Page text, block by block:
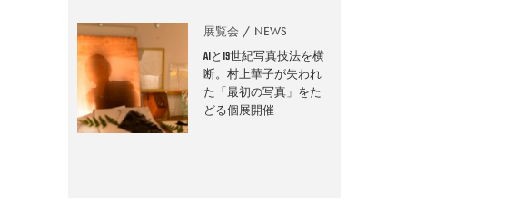
展覧会 NEWS
AIと19世紀写真技法を横
断。村上華子が失われ
た「最初の写真」をた
どる個展開催